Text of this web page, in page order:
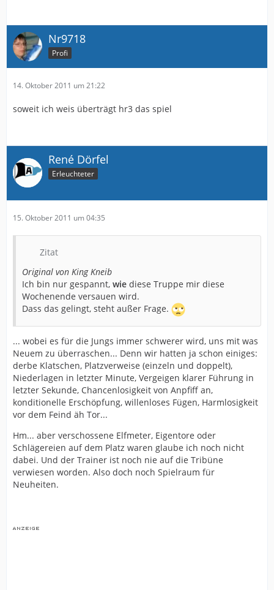
Nr9718
Profi
14. Oktober 2011 um 21:22
soweit ich weis überträgt hr3 das spiel
René Dörfel
Erleuchteter
15. Oktober 2011 um 04:35
Zitat
Original von King Kneib
Ich bin nur gespannt, wie diese Truppe mir diese
Wochenende versauen wird.
Dass das gelingt, steht außer Frage.
... wobei es für die Jungs immer schwerer wird, uns mit was
Neuem zu überraschen... Denn wir hatten ja schon einiges:
derbe Klatschen, Platzverweise (einzeln und doppelt),
Niederlagen in letzter Minute, Vergeigen klarer Führung in
letzter Sekunde, Chancenlosigkeit von Anpfiff an,
konditionelle Erschöpfung, willenloses Fügen, Harmlosigkeit
vor dem Feind äh Tor...
Hm... aber verschossene Elfmeter, Eigentore oder
Schlägereien auf dem Platz waren glaube ich noch nicht
dabei. Und der Trainer ist noch nie auf die Tribüne
verwiesen worden. Also doch noch Spielraum für
Neuheiten.